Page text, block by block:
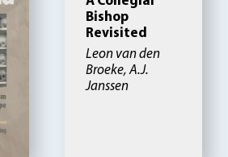
Bishop
Revisited
Leon van den
Broeke, A.J.
Janssen